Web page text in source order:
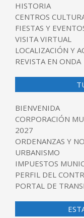
HISTORIA
CENTROS
FIESTAS Y
VISITA VIRTUAL
LOCALIZACIÓN Y
REVISTA EN ONDA
BIENVENIDA
CORPORACIÓN
2027
ORDENANZAS Y
URBANISMO
IMPUESTOS
PERFIL DEL
PORTAL DE